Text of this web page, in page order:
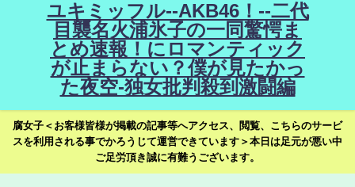
ユキミッフル--AKB46！--二代
目襲名火浦氷子の一同驚愕ま
とめ速報！にロマンティック
が止まらない？僕が見たかっ
た夜空-独女批判殺到激闘編
腐女子＜お客様皆様が掲載の記事等へアクセス、閲覧、こちらのサービ
スを利用される事でかろうじて運営できています＞本日は足元が悪い中
ご足労頂き誠に有難うございます。